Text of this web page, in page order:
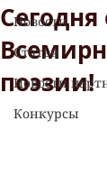
Новости
Статьи
Новости
Конкурсы
поэзии!